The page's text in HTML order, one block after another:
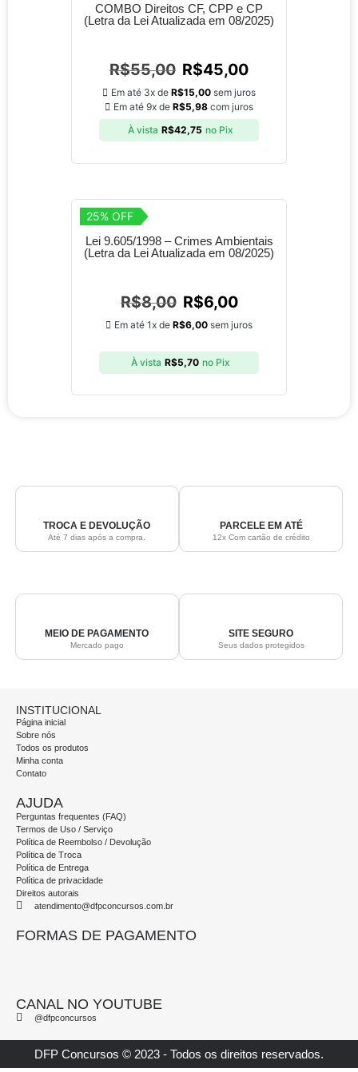
COMBO Direitos CF, CPP e CP
(Letra da Lei Atualizada em 08/2025)
R$55,00 R$45,00
Em até 3x de R$15,00 sem juros
Em até 9x de R$5,98 com juros
À vista R$42,75 no Pix
25% OFF
Lei 9.605/1998 – Crimes Ambientais
(Letra da Lei Atualizada em 08/2025)
R$8,00 R$6,00
Em até 1x de R$6,00 sem juros
À vista R$5,70 no Pix
TROCA E DEVOLUÇÃO
Até 7 dias após a compra.
PARCELE EM ATÉ
12x Com cartão de crédito
MEIO DE PAGAMENTO
Mercado pago
SITE SEGURO
Seus dados protegidos
INSTITUCIONAL
Página inicial
Sobre nós
Todos os produtos
Minha conta
Contato
AJUDA
Perguntas frequentes (FAQ)
Termos de Uso / Serviço
Política de Reembolso / Devolução
Política de Troca
Política de Entrega
Política de privacidade
Direitos autorais
atendimento@dfpconcursos.com.br
FORMAS DE PAGAMENTO
CANAL NO YOUTUBE
@dfpconcursos
DFP Concursos © 2023 - Todos os direitos reservados.